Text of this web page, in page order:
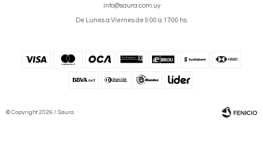
info@saura.com.uy
De Lunes a Viernes de 9:00 a 17:00 hs.
© Copyright 2026 / Saura